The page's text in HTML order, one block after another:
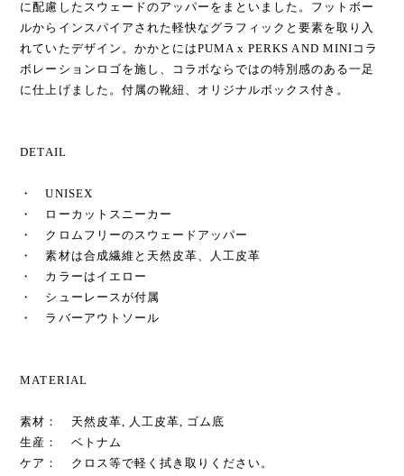
に配慮したスウェードのアッパーをまといました。フットボー
ルからインスパイアされた軽快なグラフィックと要素を取り入
れていたデザイン。かかとにはPUMA x PERKS AND MINIコラ
ボレーションロゴを施し、コラボならではの特別感のある一足
に仕上げました。付属の靴紐、オリジナルボックス付き。
DETAIL
・ UNISEX
・ ローカットスニーカー
・ クロムフリーのスウェードアッパー
・ 素材は合成繊維と天然皮革、人工皮革
・ カラーはイエロー
・ シューレースが付属
・ ラバーアウトソール
MATERIAL
素材： 天然皮革, 人工皮革, ゴム底
生産： ベトナム
ケア： クロス等で軽く拭き取りください。